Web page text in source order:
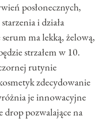
posłonecznych,
i działa
ma lekką, żelową,
strzałem w 10.
rutynie
zdecydowanie
je innowacyjne
drop pozwalające na